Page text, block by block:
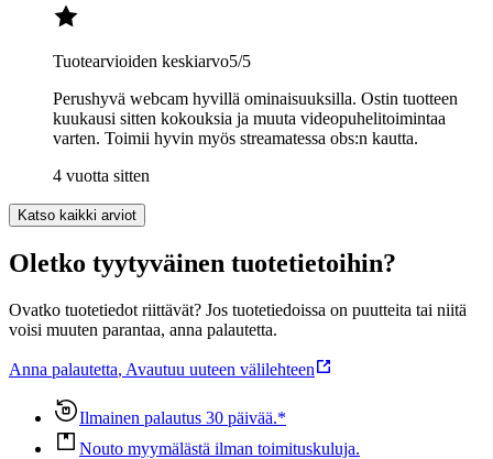
Tuotearvioiden keskiarvo5/5
Perushyvä webcam hyvillä ominaisuuksilla. Ostin tuotteen
kuukausi sitten kokouksia ja muuta videopuhelitoimintaa
varten. Toimii hyvin myös streamatessa obs:n kautta.
4 vuotta sitten
Katso kaikki arviot
Oletko tyytyväinen tuotetietoihin?
Ovatko tuotetiedot riittävät? Jos tuotetiedoissa on puutteita tai niitä
voisi muuten parantaa, anna palautetta.
Anna palautetta, Avautuu uuteen välilehteen
Ilmainen palautus 30 päivää.*
Nouto myymälästä ilman toimituskuluja.